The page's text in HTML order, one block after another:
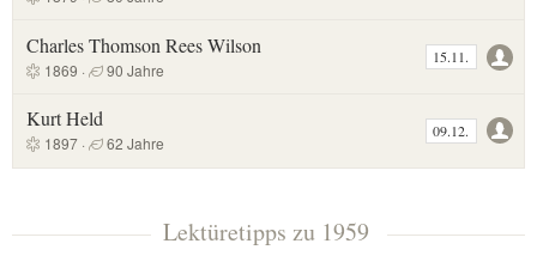
Charles Thomson Rees Wilson
1869 · 90 Jahre
15.11.
Kurt Held
1897 · 62 Jahre
09.12.
Lektüretipps zu 1959